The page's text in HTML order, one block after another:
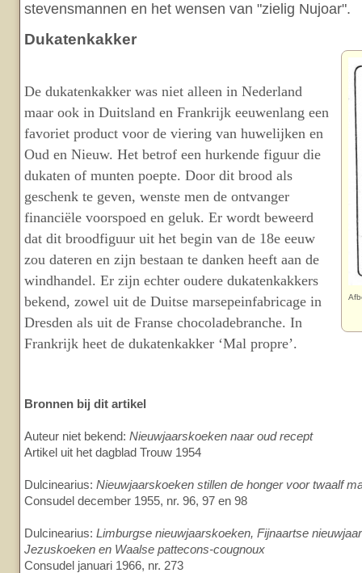
stevensmannen en het wensen van "zielig Nujoar".
Dukatenkakker
De dukatenkakker was niet alleen in Nederland
maar ook in Duitsland en Frankrijk eeuwenlang een
favoriet product voor de viering van huwelijken en
Oud en Nieuw. Het betrof een hurkende figuur die
dukaten of munten poepte. Door dit brood als
geschenk te geven, wenste men de ontvanger
financiële voorspoed en geluk. Er wordt beweerd
dat dit broodfiguur uit het begin van de 18e eeuw
zou dateren en zijn bestaan te danken heeft aan de
windhandel. Er zijn echter oudere dukatenkakkers
bekend, zowel uit de Duitse marsepeinfabricage in
Dresden als uit de Franse chocoladebranche. In
Frankrijk heet de dukatenkakker ‘Mal propre’.
Bronnen bij dit artikel
Auteur niet bekend: Nieuwjaarskoeken naar oud recept
Artikel uit het dagblad Trouw 1954
Dulcinearius: Nieuwjaarskoeken stillen de honger voor twaalf
Consudel december 1955, nr. 96, 97 en 98
Dulcinearius: Limburgse nieuwjaarskoeken, Fijnaartse
Jezuskoeken en Waalse pattecons-cougnoux
Consudel januari 1966, nr. 273